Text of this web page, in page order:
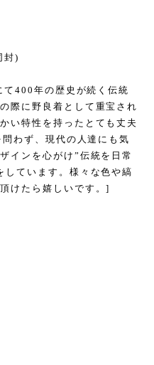
封)
400年の歴史が続く伝統
際に野良着として重宝され
い特性を持ったとても丈夫
わず、現代の人達にも気
インを心がけ”伝統を日常
しています。様々な色や縞
けたら嬉しいです。]